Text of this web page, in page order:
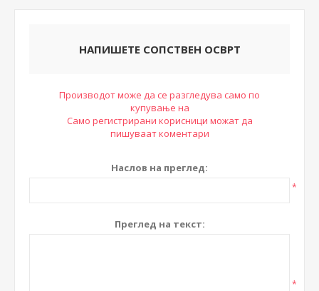
НАПИШЕТЕ СОПСТВЕН ОСВРТ
Производот може да се разгледува само по
купување на
Само регистрирани корисници можат да
пишуваат коментари
Наслов на преглед:
*
Преглед на текст:
*